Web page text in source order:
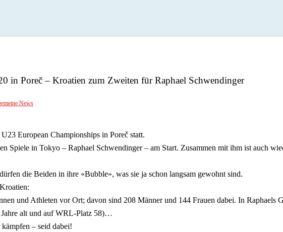
in Poreč – Kroatien zum Zweiten für Raphael Schwendinger
News
European Championships in Poreč statt.
Spiele in Tokyo – Raphael Schwendinger – am Start. Zusammen mit ihm ist auch
die Beiden in ihre «Bubble», was sie ja schon langsam gewohnt sind.
und Athleten vor Ort; davon sind 208 Männer und 144 Frauen dabei. In Raphaels
alt und auf WRL-Platz 58)…
– seid dabei!